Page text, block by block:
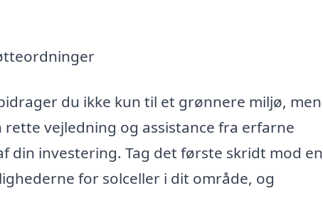
du ikke kun til et grønnere miljø, men
vejledning og assistance fra erfarne
din investering. Tag det første skridt mod en
for solceller i dit område, og